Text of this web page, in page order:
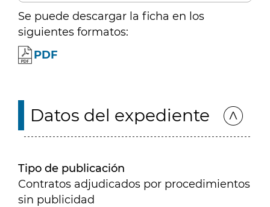
Se puede descargar la ficha en los
siguientes formatos:
PDF
Datos del expediente
Tipo de publicación
Contratos adjudicados por procedimientos
sin publicidad